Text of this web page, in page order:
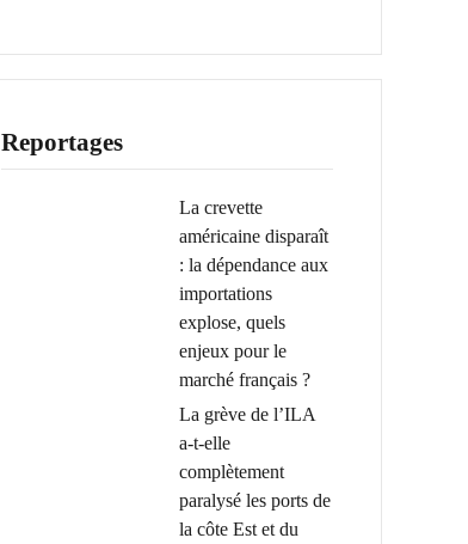
Reportages
La crevette
américaine disparaît
: la dépendance aux
importations
explose, quels
enjeux pour le
marché français ?
La grève de l’ILA
a-t-elle
complètement
paralysé les ports de
la côte Est et du